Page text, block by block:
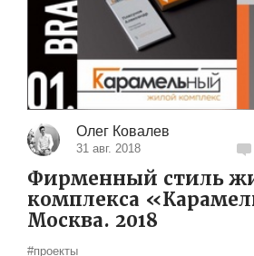
Олег Ковалев
31 авг. 2018
Фирменный стиль
комплекса
Москва. 2018
#проекты